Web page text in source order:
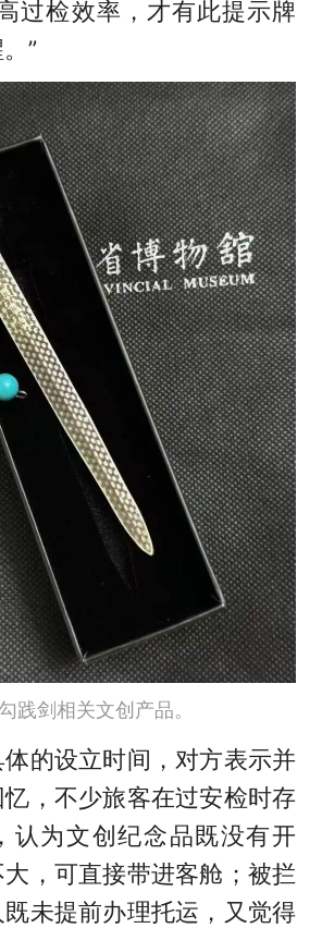
过检效率，才有此提示牌
”
践剑相关文创产品。
的设立时间，对方表示并
，不少旅客在过安检时存
认为文创纪念品既没有开
，可直接带进客舱；被拦
未提前办理托运，又觉得